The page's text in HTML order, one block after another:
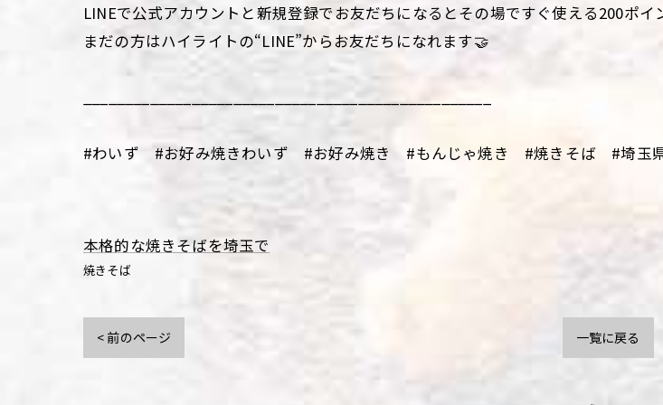
LINEで公式アカウントと新規登録でお友だちになるとその場ですぐ使える200ポイ
まだの方はハイライトの“LINE”からお友だちになれます🤝
#わいず #お好み焼きわいず #お好み焼き #もんじゃ焼き #焼きそば #埼
本格的な焼きそばを埼玉で
焼きそば
< 前のページ 一覧に戻る